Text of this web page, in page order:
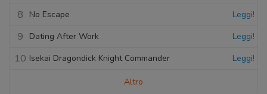
8 No Escape Leggi!
9 Dating After Work Leggi!
10 Isekai Dragondick Knight Commander Leggi!
Altro